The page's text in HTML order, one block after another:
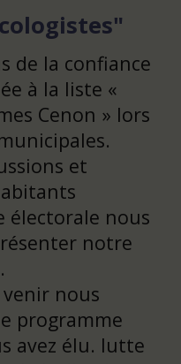
de la confiance
à la liste «
Cenon » lors
et
électorale nous
notre
venir nous
programme
avez élu. lutte